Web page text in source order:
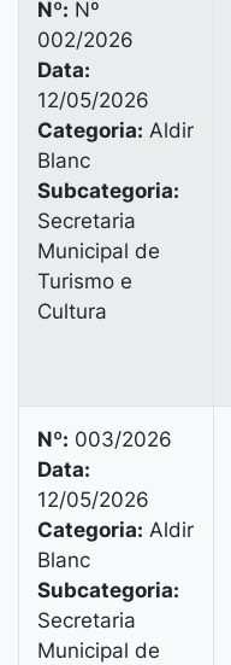
Nº: Nº
002/2026
Data:
12/05/2026
Categoria: Aldir
Blanc
Subcategoria:
Secretaria
Municipal de
Turismo e
Cultura
Nº: 003/2026
Data:
12/05/2026
Categoria: Aldir
Blanc
Subcategoria:
Secretaria
Municipal de